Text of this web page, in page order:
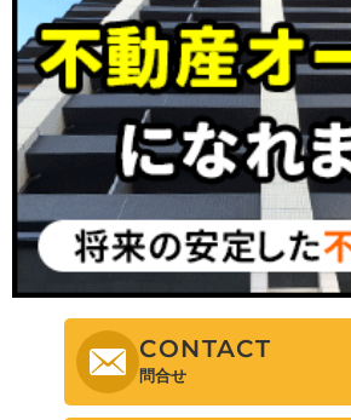
CONTACT
問合せ